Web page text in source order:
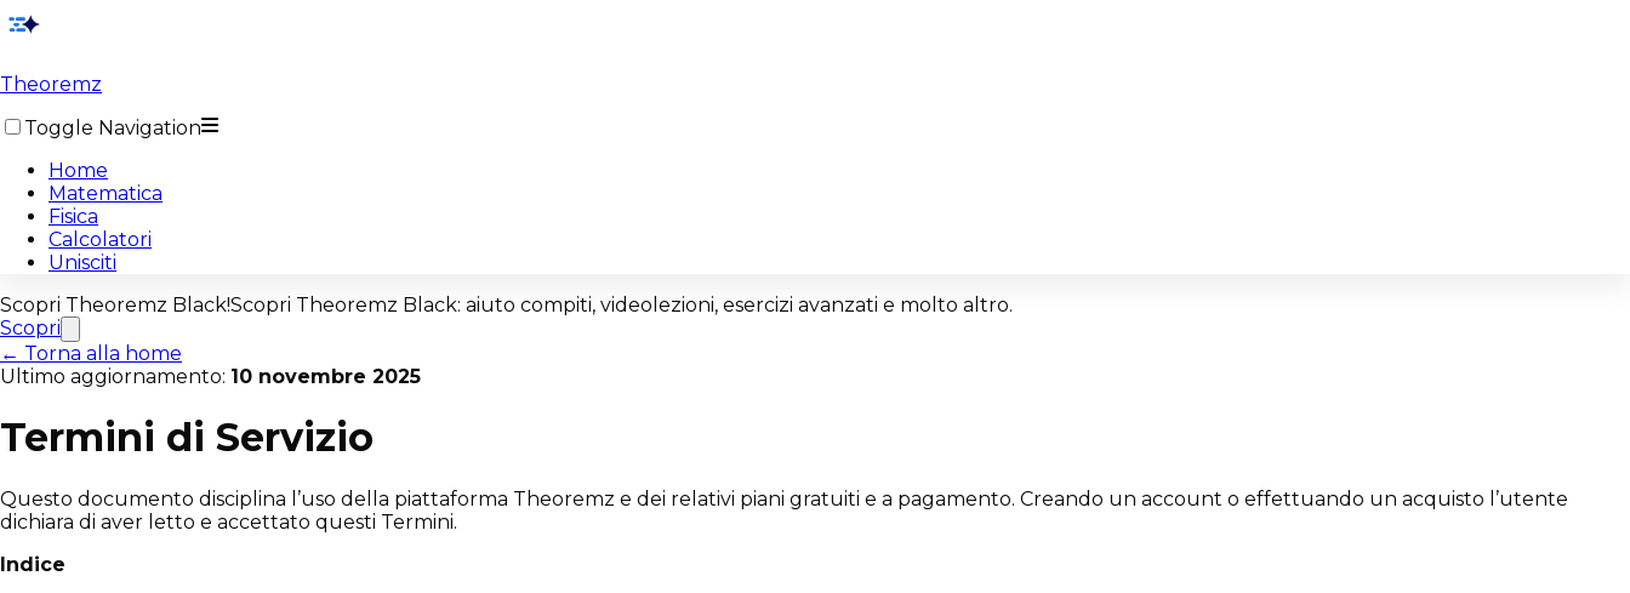
Theoremz
Toggle Navigation
Home
Matematica
Fisica
Calcolatori
Unisciti
Scopri Theoremz Black!Scopri Theoremz Black: aiuto compiti, videolezioni, esercizi avanzati e molto altro.
Scopri
← Torna alla home
Ultimo aggiornamento: 10 novembre 2025
Termini di Servizio
Questo documento disciplina l’uso della piattaforma Theoremz e dei relativi piani gratuiti e a pagamento. Creando un account o effettuando un acquisto l’utente
dichiara di aver letto e accettato questi Termini.
Indice